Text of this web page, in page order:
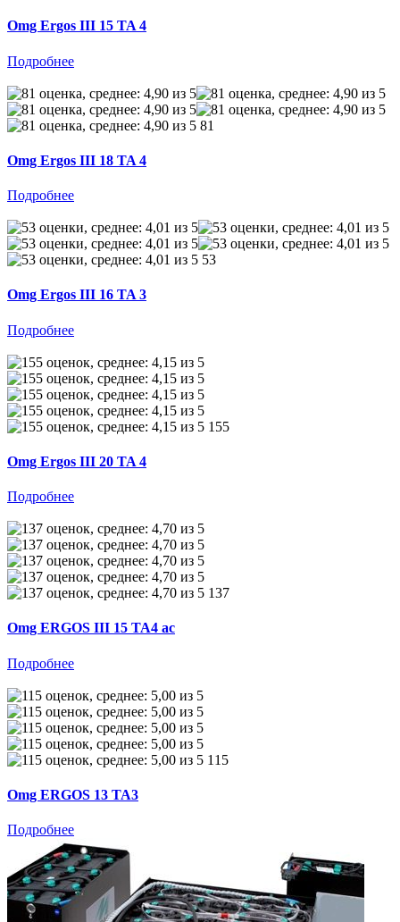
Omg Ergos III 15 TA 4
Подробнее
81
Omg Ergos III 18 TA 4
Подробнее
53
Omg Ergos III 16 TA 3
Подробнее
155
Omg Ergos III 20 TA 4
Подробнее
137
Omg ERGOS III 15 TA4 ac
Подробнее
115
Omg ERGOS 13 TA3
Подробнее